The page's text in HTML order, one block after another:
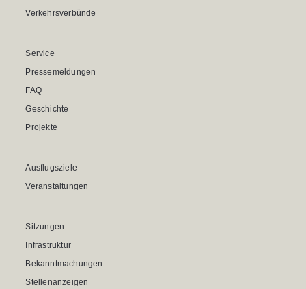
Verkehrsverbünde
Service
Pressemeldungen
FAQ
Geschichte
Projekte
Ausflugsziele
Veranstaltungen
Sitzungen
Infrastruktur
Bekanntmachungen
Stellenanzeigen